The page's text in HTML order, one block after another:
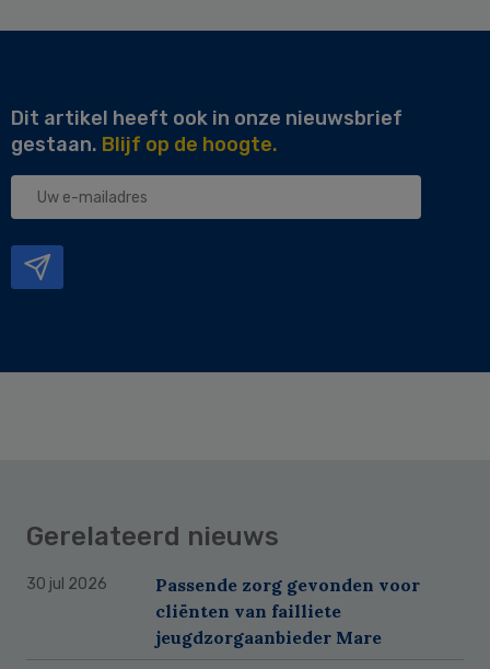
Dit artikel heeft ook in onze nieuwsbrief
gestaan. Blijf op de hoogte.
Uw
Gerelateerd nieuws
30 jul 2026
Passende zorg gevonden voor
cliënten van failliete
jeugdzorgaanbieder Mare